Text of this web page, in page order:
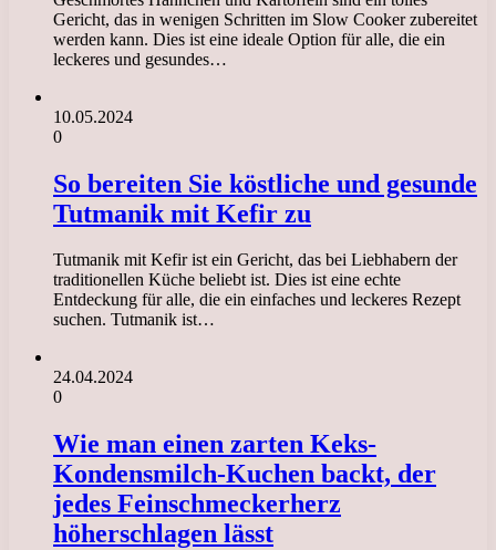
Gericht, das in wenigen Schritten im Slow Cooker zubereitet
werden kann. Dies ist eine ideale Option für alle, die ein
leckeres und gesundes…
10.05.2024
0
So bereiten Sie köstliche und gesunde
Tutmanik mit Kefir zu
Tutmanik mit Kefir ist ein Gericht, das bei Liebhabern der
traditionellen Küche beliebt ist. Dies ist eine echte
Entdeckung für alle, die ein einfaches und leckeres Rezept
suchen. Tutmanik ist…
24.04.2024
0
Wie man einen zarten Keks-
Kondensmilch-Kuchen backt, der
jedes Feinschmeckerherz
höherschlagen lässt